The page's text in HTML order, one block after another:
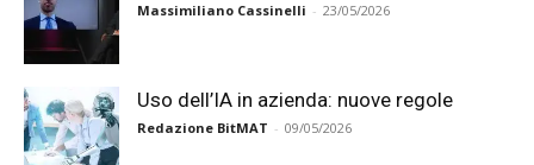
Massimiliano Cassinelli - 23/05/2026
Uso dell’IA in azienda: nuove regole
Redazione BitMAT - 09/05/2026